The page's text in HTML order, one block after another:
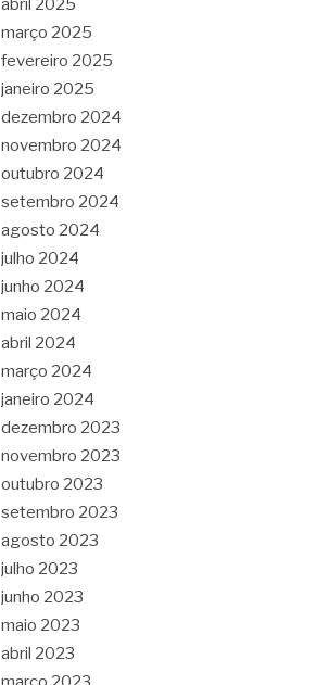
março 2025
fevereiro 2025
janeiro 2025
dezembro 2024
novembro 2024
outubro 2024
setembro 2024
agosto 2024
julho 2024
junho 2024
maio 2024
abril 2024
março 2024
janeiro 2024
dezembro 2023
novembro 2023
outubro 2023
setembro 2023
agosto 2023
julho 2023
junho 2023
maio 2023
abril 2023